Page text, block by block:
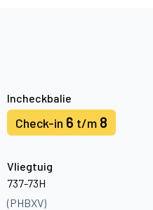
Incheckbalie
Check-in 6 t/m 8
Vliegtuig
737-73H
(PHBXV)